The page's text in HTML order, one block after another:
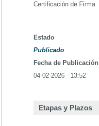
Certificación de Firma
Estado
Publicado
Fecha de Publicación
04-02-2026 - 13:52
Etapas y Plazos